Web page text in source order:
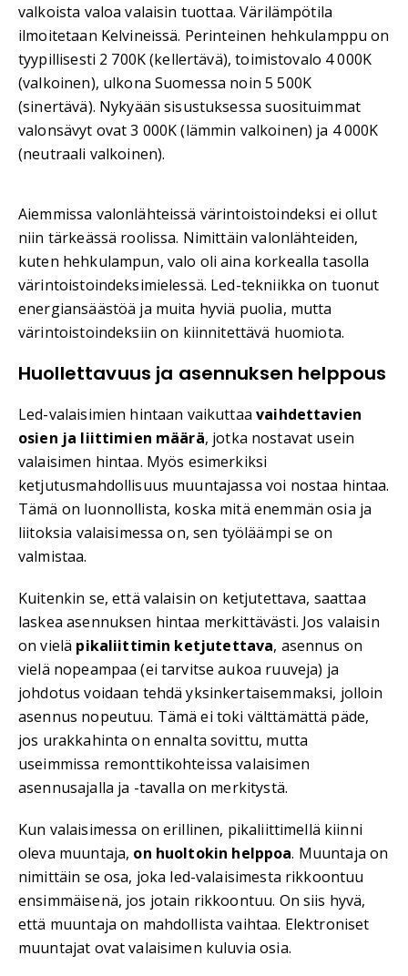
valkoista valoa valaisin tuottaa. Värilämpötila
ilmoitetaan Kelvineissä. Perinteinen hehkulamppu on
tyypillisesti 2 700K (kellertävä), toimistovalo 4 000K
(valkoinen), ulkona Suomessa noin 5 500K
(sinertävä). Nykyään sisustuksessa suosituimmat
valonsävyt ovat 3 000K (lämmin valkoinen) ja 4 000K
(neutraali valkoinen).
Aiemmissa valonlähteissä värintoistoindeksi ei ollut
niin tärkeässä roolissa. Nimittäin valonlähteiden,
kuten hehkulampun, valo oli aina korkealla tasolla
värintoistoindeksimielessä. Led-tekniikka on tuonut
energiansäästöä ja muita hyviä puolia, mutta
värintoistoindeksiin on kiinnitettävä huomiota.
Huollettavuus ja asennuksen helppous
Led-valaisimien hintaan vaikuttaavaihdettavien
osien ja liittimien määrä, jotka nostavat usein
valaisimen hintaa. Myös esimerkiksi
ketjutusmahdollisuus muuntajassa voi nostaa hintaa.
Tämä on luonnollista, koska mitä enemmän osia ja
liitoksia valaisimessa on, sen työläämpi se on
valmistaa.
Kuitenkin se, että valaisin on ketjutettava, saattaa
laskea asennuksen hintaa merkittävästi. Jos valaisin
on vielä pikaliittimin ketjutettava, asennus on
vielä nopeampaa (ei tarvitse aukoa ruuveja) ja
johdotus voidaan tehdä yksinkertaisemmaksi, jolloin
asennus nopeutuu. Tämä ei toki välttämättä päde,
jos urakkahinta on ennalta sovittu, mutta
useimmissa remonttikohteissa valaisimen
asennusajalla ja -tavalla on merkitystä.
Kun valaisimessa on erillinen, pikaliittimellä kiinni
oleva muuntaja, on huoltokin helppoa. Muuntaja on
nimittäin se osa, joka led-valaisimesta rikkoontuu
ensimmäisenä, jos jotain rikkoontuu. On siis hyvä,
että muuntaja on mahdollista vaihtaa. Elektroniset
muuntajat ovat valaisimen kuluvia osia.